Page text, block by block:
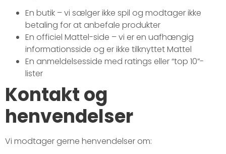
En butik – vi sælger ikke spil og modtager ikke
betaling for at anbefale produkter
En officiel Mattel-side – vi er en uafhængig
informationsside og er ikke tilknyttet Mattel
En anmeldelsesside med ratings eller “top 10”-
lister
Kontakt og
henvendelser
Vi modtager gerne henvendelser om: